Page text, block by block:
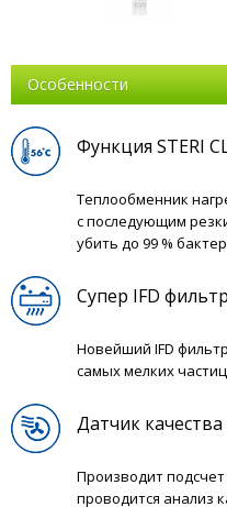
Особенности
Функция STERI
Теплообменник
с последующим
убить до 99 %
Супер IFD фильтр
Новейший IFD
самых мелких
Датчик качества
Производит
проводится анализ